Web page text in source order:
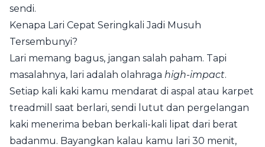
sendi.
Kenapa Lari Cepat Seringkali Jadi Musuh
Tersembunyi?
Lari memang bagus, jangan salah paham. Tapi
masalahnya, lari adalah olahraga high-impact.
Setiap kali kaki kamu mendarat di aspal atau karpet
treadmill saat berlari, sendi lutut dan pergelangan
kaki menerima beban berkali-kali lipat dari berat
badanmu. Bayangkan kalau kamu lari 30 menit,